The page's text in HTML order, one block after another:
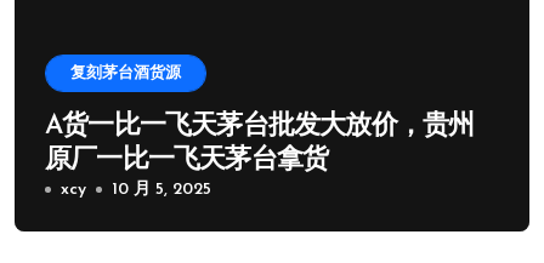
复刻茅台酒货源
A货一比一飞天茅台批发大放价，贵州
原厂一比一飞天茅台拿货
xcy 10 月 5, 2025